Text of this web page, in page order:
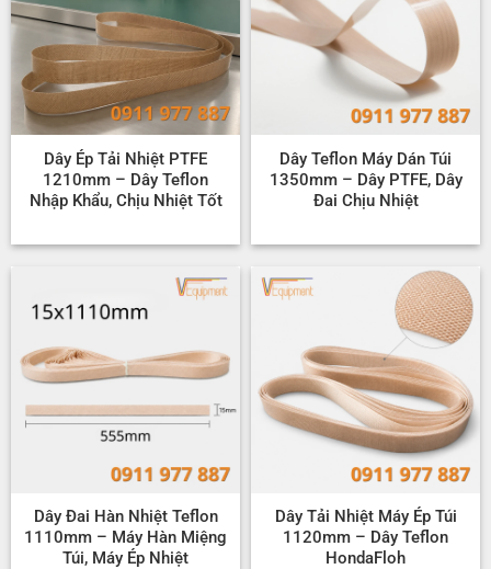
Dây Ép Tải Nhiệt PTFE
1210mm – Dây Teflon
Nhập Khẩu, Chịu Nhiệt Tốt
Dây Teflon Máy Dán Túi
1350mm – Dây PTFE, Dây
Đai Chịu Nhiệt
Dây Đai Hàn Nhiệt Teflon
1110mm – Máy Hàn Miệng
Túi, Máy Ép Nhiệt
Dây Tải Nhiệt Máy Ép Túi
1120mm – Dây Teflon
HondaFloh